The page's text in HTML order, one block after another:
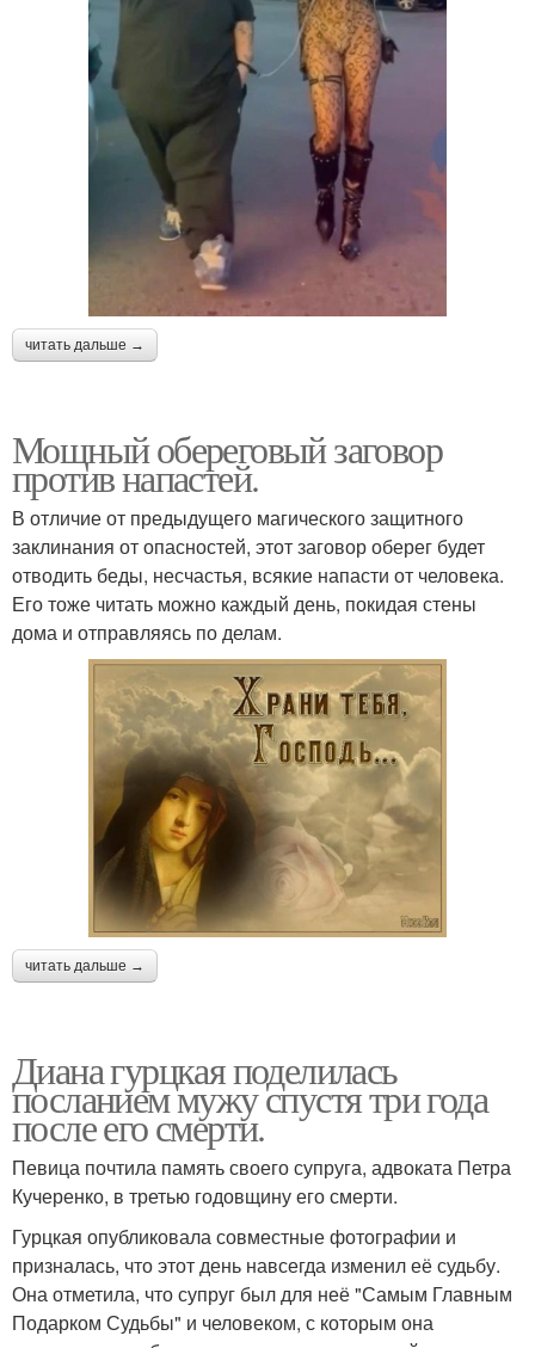
читать дальше →
Мощный обереговый заговор
против напастей.
В отличие от предыдущего магического защитного
заклинания от опасностей, этот заговор оберег будет
отводить беды, несчастья, всякие напасти от человека.
Его тоже читать можно каждый день, покидая стены
дома и отправляясь по делам.
читать дальше →
Диана гурцкая поделилась
посланием мужу спустя три года
после его смерти.
Певица почтила память своего супруга, адвоката Петра
Кучеренко, в третью годовщину его смерти.
Гурцкая опубликовала совместные фотографии и
призналась, что этот день навсегда изменил её судьбу.
Она отметила, что супруг был для неё "Самым Главным
Подарком Судьбы" и человеком, с которым она